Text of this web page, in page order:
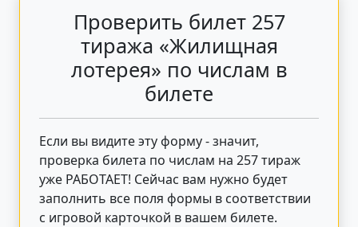
Проверить билет 257
тиража «Жилищная
лотерея» по числам в
билете
Если вы видите эту форму - значит,
проверка билета по числам на 257 тираж
уже РАБОТАЕТ! Сейчас вам нужно будет
заполнить все поля формы в соответствии
с игровой карточкой в вашем билете.